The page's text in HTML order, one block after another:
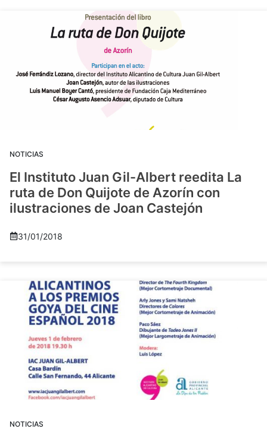
NOTICIAS
El Instituto Juan Gil-Albert reedita La
ruta de Don Quijote de Azorín con
ilustraciones de Joan Castejón
31/01/2018
NOTICIAS